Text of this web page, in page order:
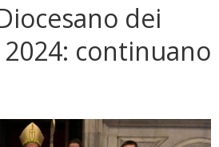
dei
continuano